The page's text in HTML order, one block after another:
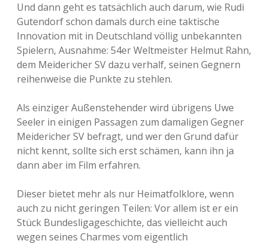
Und dann geht es tatsächlich auch darum, wie Rudi
Gutendorf schon damals durch eine taktische
Innovation mit in Deutschland völlig unbekannten
Spielern, Ausnahme: 54er Weltmeister Helmut Rahn,
dem Meidericher SV dazu verhalf, seinen Gegnern
reihenweise die Punkte zu stehlen.
Als einziger Außenstehender wird übrigens Uwe
Seeler in einigen Passagen zum damaligen Gegner
Meidericher SV befragt, und wer den Grund dafür
nicht kennt, sollte sich erst schämen, kann ihn ja
dann aber im Film erfahren.
Dieser bietet mehr als nur Heimatfolklore, wenn
auch zu nicht geringen Teilen: Vor allem ist er ein
Stück Bundesligageschichte, das vielleicht auch
wegen seines Charmes vom eigentlich